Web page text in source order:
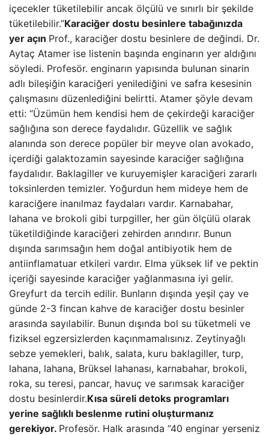
içecekler tüketilebilir ancak ölçülü ve sınırlı bir şekilde
tüketilebilir.”Karaciğer dostu besinlere tabağınızda
yer açın Prof., karaciğer dostu besinlere de değindi. Dr.
Aytaç Atamer ise listenin başında enginarın yer aldığını
söyledi. Profesör. enginarın yapısında bulunan sinarin
adlı bileşiğin karaciğeri yenilediğini ve safra kesesinin
çalışmasını düzenlediğini belirtti. Atamer şöyle devam
etti: “Üzümün hem kendisi hem de çekirdeği karaciğer
sağlığına son derece faydalıdır. Güzellik ve sağlık
alanında son derece popüler bir meyve olan avokado,
içerdiği galaktozamin sayesinde karaciğer sağlığına
faydalıdır. Baklagiller ve kuruyemişler karaciğeri zararlı
toksinlerden temizler. Yoğurdun hem mideye hem de
karaciğere inanılmaz faydaları vardır. Karnabahar,
lahana ve brokoli gibi turpgiller, her gün ölçülü olarak
tüketildiğinde karaciğeri zehirden arındırır. Bunun
dışında sarımsağın hem doğal antibiyotik hem de
antiinflamatuar etkileri vardır. Elma yüksek lif ve pektin
içeriği sayesinde karaciğer yağlanmasına iyi gelir.
Greyfurt da tercih edilir. Bunların dışında yeşil çay ve
günde 2-3 fincan kahve de karaciğer dostu besinler
arasında sayılabilir. Bunun dışında bol su tüketmeli ve
fiziksel egzersizlerden kaçınmamalısınız. Zeytinyağlı
sebze yemekleri, balık, salata, kuru baklagiller, turp,
lahana, lahana, Brüksel lahanası, karnabahar, brokoli,
roka, su teresi, pancar, havuç ve sarımsak karaciğer
dostu besinlerdir.Kısa süreli detoks programları
yerine sağlıklı beslenme rutini oluşturmanız
gerekiyor. Profesör. Halk arasında “40 enginar yerseniz